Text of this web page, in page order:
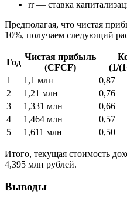
rr— ставка
Предполагая, что чистая
10%, получаем следующий
Год
Чистая прибыль
(CFCF)
(1/
1
1,1 млн 0,87
2
1,21 млн 0,76
3
1,331 млн 0,66
4
1,464 млн 0,57
5
1,611 млн 0,50
Итого, текущая стоимость
4,395 млн рублей.
Выводы